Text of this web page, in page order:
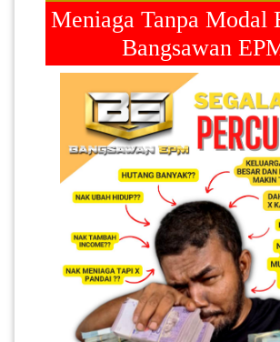
Meniaga Tanpa Modal
Bangsawan
JOHOR(8)
MELAKA(53)
PENANG(2)
PERLIS(6)
LUMPUR(16)
PUTRAJAYA(9)